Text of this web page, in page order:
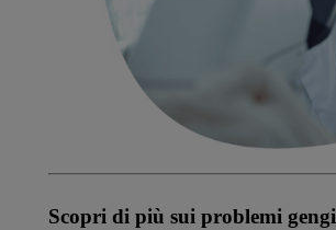
Scopri di più sui problemi